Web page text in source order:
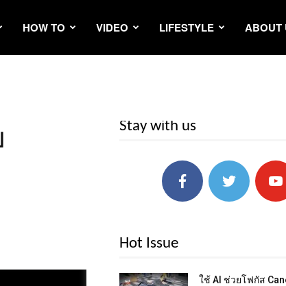
HOW TO VIDEO LIFESTYLE ABOUT
Stay with us
Hot Issue
ใช้ AI ช่วยโฟกัส